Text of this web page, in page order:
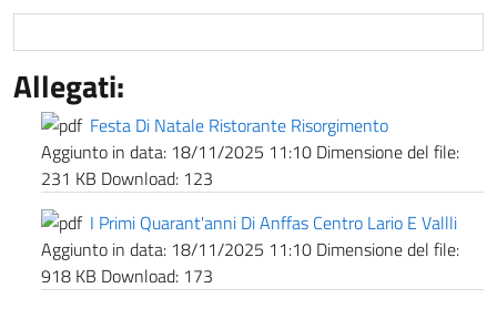
Allegati:
Festa Di Natale Ristorante Risorgimento
Aggiunto in data: 18/11/2025 11:10 Dimensione del file:
231 KB Download: 123
I Primi Quarant'anni Di Anffas Centro Lario E Vallli
Aggiunto in data: 18/11/2025 11:10 Dimensione del file:
918 KB Download: 173